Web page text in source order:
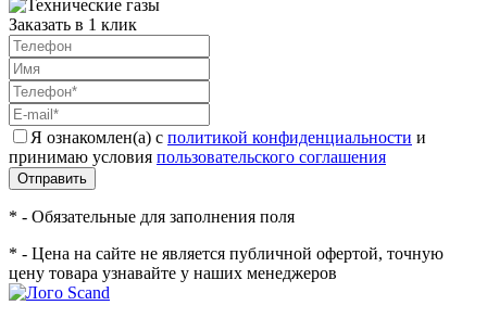
Заказать в 1 клик
Я ознакомлен(а) с политикой конфиденциальности и
принимаю условия пользовательского соглашения
Отправить
* - Обязательные для заполнения поля
* - Цена на сайте не является публичной офертой, точную
цену товара узнавайте у наших менеджеров